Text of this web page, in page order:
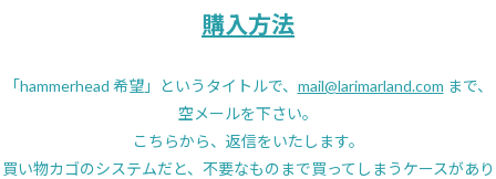
購入方法
「hammerhead 希望」というタイトルで、 mail@larimarland.com まで、
空メールを下さい。
こちらから、返信をいたします。
買い物カゴのシステムだと、不要なものまで買ってしまうケースがあり